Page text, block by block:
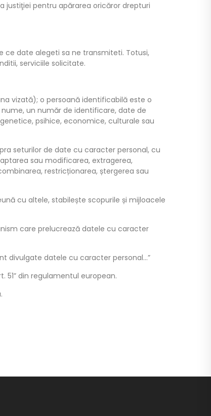
justiţiei pentru apărarea oricăror drepturi
ce date alegeti sa ne transmiteti. Totusi,
serviciile solicitate.
vizată); o persoană identificabilă este o
un număr de identificare, date de
psihice, economice, culturale sau
seturilor de date cu caracter personal, cu
sau modificarea, extragerea,
restricționarea, ștergerea sau
cu altele, stabilește scopurile și mijloacele
care prelucrează datele cu caracter
divulgate datele cu caracter personal…”
din regulamentul european.